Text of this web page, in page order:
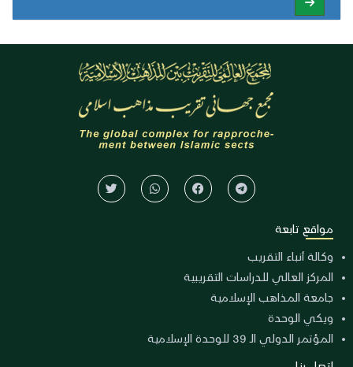
مواقع تابعة
وكالة أنباء التقريب
المركز العالي للدراسات التقريبية
جامعة المذاهب الإسلامية
ويكي الوحدة
المؤتمر الدولي الـ 39 للوحدة الإسلامية